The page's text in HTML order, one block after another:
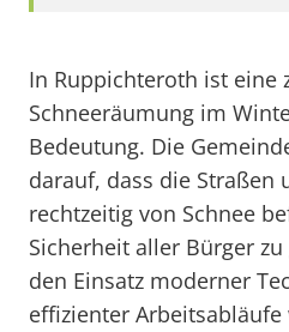
In Ruppichteroth ist eine
Schneeräumung im
Bedeutung. Die
darauf, dass die Straßen
rechtzeitig von Schnee
Sicherheit aller Bürger
den Einsatz moderner
effizienter